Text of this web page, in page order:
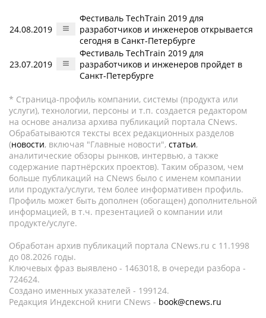
24.08.2019
Фестиваль TechTrain 2019 для
разработчиков и инженеров открывается
сегодня в Санкт-Петербурге
23.07.2019
Фестиваль TechTrain 2019 для
разработчиков и инженеров пройдет в
Санкт-Петербурге
* Страница-профиль компании, системы (продукта или
услуги), технологии, персоны и т.п. создается редактором
на основе анализа архива публикаций портала CNews.
Обрабатываются тексты всех редакционных разделов
(новости, включая "Главные новости", статьи,
аналитические обзоры рынков, интервью, а также
содержание партнёрских проектов). Таким образом, чем
больше публикаций на CNews было с именем компании
или продукта/услуги, тем более информативен профиль.
Профиль может быть дополнен (обогащен) дополнительной
информацией, в т.ч. презентацией о компании или
продукте/услуге.
Обработан архив публикаций портала CNews.ru c 11.1998
до 08.2026 годы.
Ключевых фраз выявлено - 1463018, в очереди разбора -
724624.
Создано именных указателей - 199124.
Редакция Индексной книги CNews - book@cnews.ru